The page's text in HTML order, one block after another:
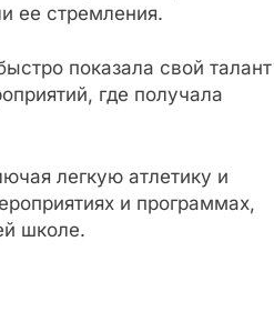
ее стремления.
показала свой талант
где получала
легкую атлетику и
и программах,
школе.